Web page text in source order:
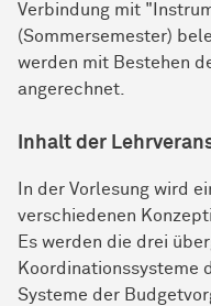
Verbindung mit
(Sommersemester)
werden mit Bestehen
angerechnet.
Inhalt der
In der Vorlesung wird
verschiedenen
Es werden die drei
Koordinationssysteme
Systeme der